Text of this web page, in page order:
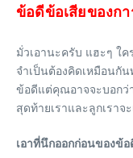
ข้อดีข้อเสียของก
มั่วเอานะครับ แฮะๆ ใ
จำเป็นต้องคิดเหมือนกั
ข้อดีแต่คุณอาจจะบอกว่
สุดท้ายเราและลูกเราจ
เอาที่นึกออกก่อนของข้